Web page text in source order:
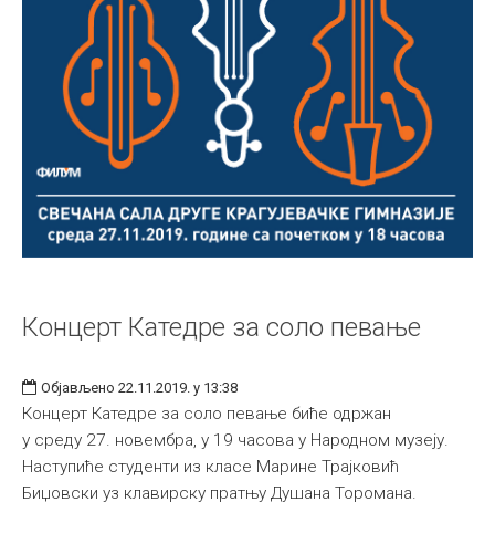
Концерт Катедре за соло певање
Објављено 22.11.2019. у 13:38
Концерт Катедре за соло певање биће одржан
у среду 27. новембра, у 19 часова у Народном музеју.
Наступиће студенти из класе Марине Трајковић
Биџовски уз клавирску пратњу Душана Торомана.